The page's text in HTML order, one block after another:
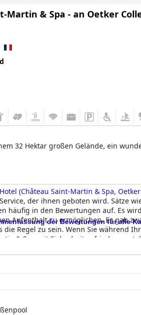
Martin & Spa - an Oetker
32 Hektar großen Gelände, ein
(Château Saint-Martin & Spa,
der ihnen geboten wird. Sätze
häufig in den Bewertungen auf. Es
Aufenthalt zu ermöglichen. Es gab
Regel zu sein. Wenn Sie während
& Spa mit Sicherheit zufrieden
der Bewertungen für alle